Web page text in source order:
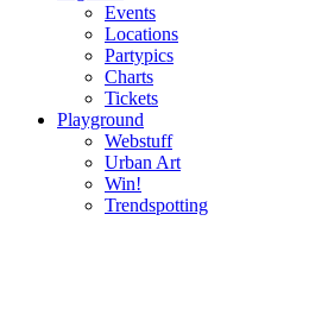
Events
Locations
Partypics
Charts
Tickets
Playground
Webstuff
Urban Art
Win!
Trendspotting